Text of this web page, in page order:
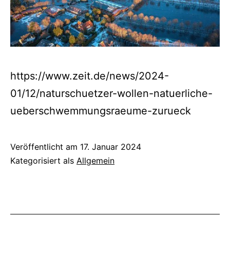
https://www.zeit.de/news/2024-
01/12/naturschuetzer-wollen-natuerliche-
ueberschwemmungsraeume-zurueck
Veröffentlicht am 17. Januar 2024
Kategorisiert als Allgemein